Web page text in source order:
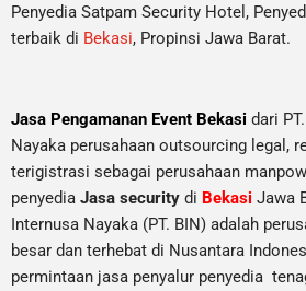
Penyedia Satpam Security Hotel,
terbaik di Bekasi, Propinsi Jawa Barat.
Jasa Pengamanan Event Bekasi dari
Nayaka perusahaan outsourcing legal,
terigistrasi sebagai perusahaan
penyedia Jasa security di Bekasi Jawa
Internusa Nayaka (PT. BIN) adalah
besar dan terhebat di Nusantara
permintaan jasa penyalur penyedia